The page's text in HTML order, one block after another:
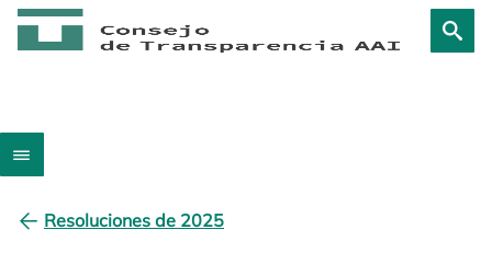
Resoluciones de 2025